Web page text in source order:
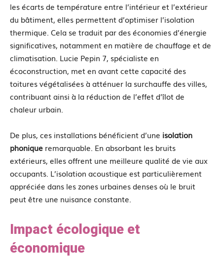
les écarts de température entre l’intérieur et l’extérieur
du bâtiment, elles permettent d’optimiser l’isolation
thermique. Cela se traduit par des économies d’énergie
significatives, notamment en matière de chauffage et de
climatisation. Lucie Pepin 7, spécialiste en
écoconstruction, met en avant cette capacité des
toitures végétalisées à atténuer la surchauffe des villes,
contribuant ainsi à la réduction de l’effet d’îlot de
chaleur urbain.
De plus, ces installations bénéficient d’une isolation
phonique remarquable. En absorbant les bruits
extérieurs, elles offrent une meilleure qualité de vie aux
occupants. L’isolation acoustique est particulièrement
appréciée dans les zones urbaines denses où le bruit
peut être une nuisance constante.
Impact écologique et
économique